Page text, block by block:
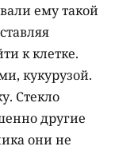
ему такой
к клетке.
кукурузой.
Стекло
другие
они не